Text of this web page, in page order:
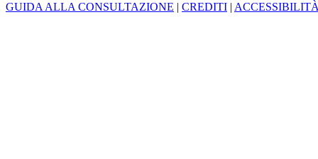
GUIDA ALLA CONSULTAZIONE | CREDITI |